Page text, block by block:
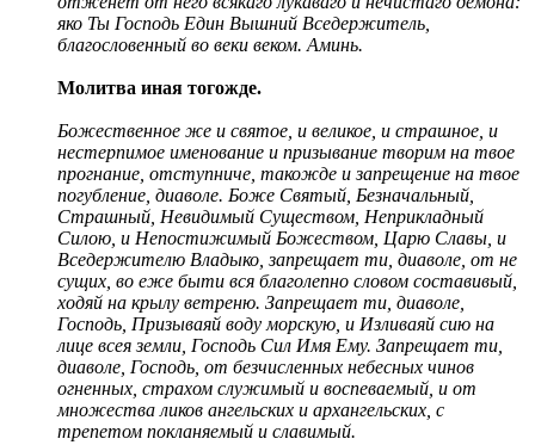
яко Ты Господь Един Вышний Вседержитель,
благословенный во веки веком. Аминь.
Молитва иная тогожде.
Божественное же и святое, и великое, и страшное, и
нестерпимое именование и призывание творим на твое
прогнание, отступниче, такожде и запрещение на твое
погубление, диаволе. Боже Святый, Безначальный,
Страшный, Невидимый Существом, Неприкладный
Силою, и Непостижимый Божеством, Царю Славы, и
Вседержителю Владыко, запрещает ти, диаволе, от не
сущих, во еже быти вся благолепно словом составивый,
ходяй на крылу ветреню. Запрещает ти, диаволе,
Господь, Призываяй воду морскую, и Изливаяй сию на
лице всея земли, Господь Сил Имя Ему. Запрещает ти,
диаволе, Господь, от безчисленных небесных чинов
огненных, страхом служимый и воспеваемый, и от
множества ликов ангельских и архангельских, с
трепетом покланяемый и славимый.